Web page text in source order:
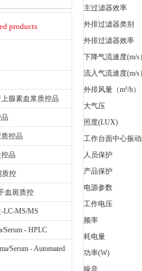
products
上腺素血浆质控品
质控品
控品
质控
血斑质控
LC-MS/MS
Serum - HPLC
Serum - Automated
主过滤器效率
外排过滤器类别
外排过滤器效率
下降气流速度(m/s）
流入气流速度(m/s）
外排风量（m³/h）
大气压
照度(LUX)
工作台面中心振
人员保护
产品保护
电源参数
工作电压
频率
耗电量
功率(W)
噪音